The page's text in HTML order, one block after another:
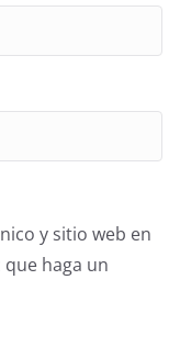
y sitio web en
haga un